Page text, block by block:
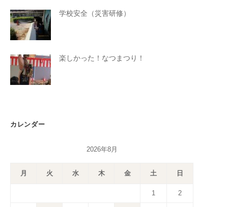
学校安全（災害研修）
楽しかった！なつまつり！
カレンダー
2026年8月
月 火 水 木 金 土 日
1 2